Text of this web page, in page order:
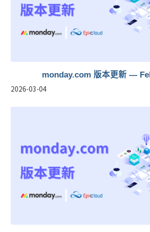
monday.com 版本更新 —
2026-03-04